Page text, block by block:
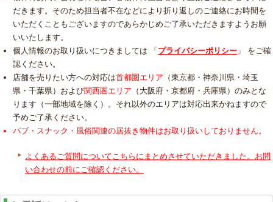
だきます。そのため担当者不在などにより折り返しのご連絡にお時間を
いただくこともございますのであらかじめご了承いただきますようお願
いいたします。
個人情報のお取り扱いにつきましては 「 プライバシーポリシー 」 をご確
認ください。
店舗を売りたい方への対応は首都圏エリア （東京都・神奈川県・埼玉
県・千葉県）および関西圏エリア （大阪府・京都府・兵庫県）のみとな
ります（一部地域を除く）。それ以外のエリアは対応出来かねますので
予めご了承ください。
パブ・スナック・風俗関連の居抜き物件はお取り扱いしておりません。
よくあるご質問についてこちらにまとめさせていただきました。お問
い合わせの前にご確認ください。